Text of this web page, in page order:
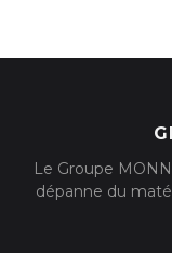
Le Groupe
dépanne du